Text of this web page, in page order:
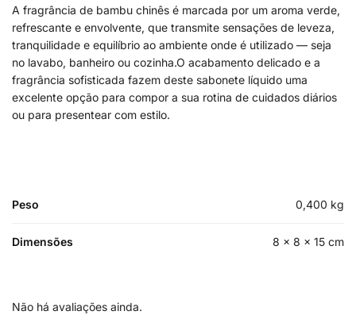
A fragrância de bambu chinês é marcada por um aroma verde,
refrescante e envolvente, que transmite sensações de leveza,
tranquilidade e equilíbrio ao ambiente onde é utilizado — seja
no lavabo, banheiro ou cozinha.O acabamento delicado e a
fragrância sofisticada fazem deste sabonete líquido uma
excelente opção para compor a sua rotina de cuidados diários
ou para presentear com estilo.
Peso 0,400 kg
Dimensões 8 × 8 × 15 cm
Não há avaliações ainda.